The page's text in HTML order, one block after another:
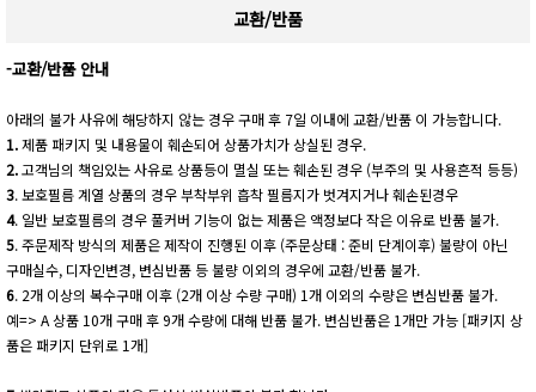
교환/반품
-교환/반품 안내
아래의 불가 사유에 해당하지 않는 경우 구매 후 7일 이내에 교환/반품 이 가능합니다.
1.제품 패키지 및 내용물이 훼손되어 상품가치가 상실된 경우.
2.고객님의 책임있는 사유로 상품등이 멸실 또는 훼손된 경우 (부주의 및 사용흔적 등등)
3. 보호필름 계열 상품의 경우 부착부위 흡착 필름지가 벗겨지거나 훼손된경우
4. 일반 보호필름의 경우 풀커버 기능이 없는 제품은 액정보다 작은 이유로 반품 불가.
5. 주문제작 방식의 제품은 제작이 진행된 이후 (주문상태 : 준비 단계이후) 불량이 아닌
구매실수, 디자인변경, 변심반품 등 불량 이외의 경우에 교환/반품 불가.
6. 2개 이상의 복수구매 이후 (2개 이상 수량 구매) 1개 이외의 수량은 변심반품 불가.
예=> A 상품 10개 구매 후 9개 수량에 대해 반품 불가. 변심반품은 1개만 가능 [패키지 상
품은 패키지 단위로 1개]